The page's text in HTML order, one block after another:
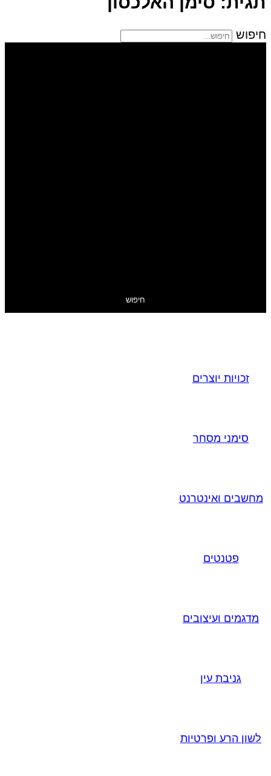
חיפוש
חיפוש
זכויות יוצרים
סימני מסחר
מחשבים ואינטרנט
פטנטים
מדגמים ועיצובים
גניבת עין
לשון הרע ופרטיות